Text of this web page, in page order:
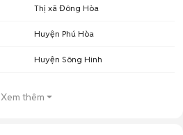
Thị xã Đông Hòa
Huyện Phú Hòa
Huyện Sông Hinh
Xem thêm